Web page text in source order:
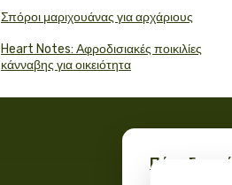
Σπόροι μαριχουάνας για αρχάριους
Heart Notes: Αφροδισιακές ποικιλίες
κάνναβης για οικειότητα
Πάρε